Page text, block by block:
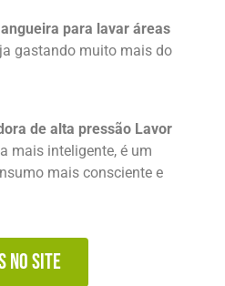
para lavar áreas
gastando muito mais do
de alta pressão Lavor
mais inteligente, é um
mais consciente e
NO SITE